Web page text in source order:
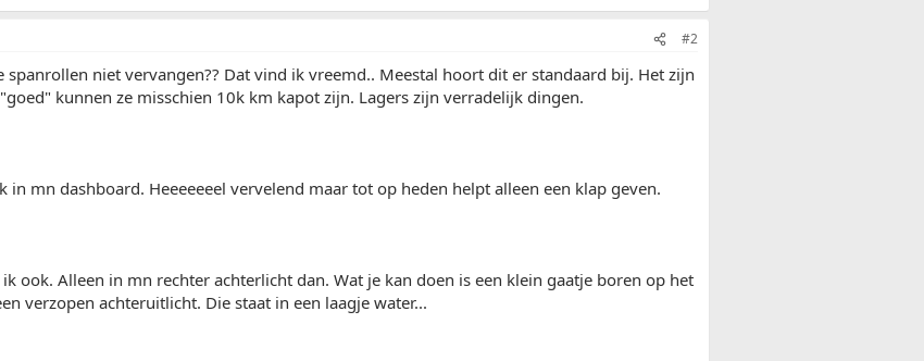
#2
spanrollen niet vervangen?? Dat vind ik vreemd.. Meestal hoort dit er standaard bij. Het zijn
kunnen ze misschien 10k km kapot zijn. Lagers zijn verradelijk dingen.
in mn dashboard. Heeeeeeel vervelend maar tot op heden helpt alleen een klap geven.
ook. Alleen in mn rechter achterlicht dan. Wat je kan doen is een klein gaatje boren op het
verzopen achteruitlicht. Die staat in een laagje water...